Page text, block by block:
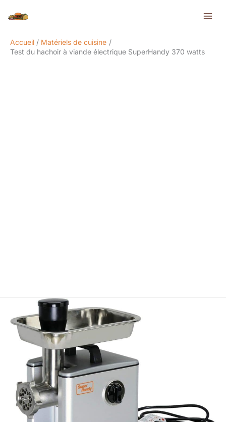
Accueil
Matériels de cuisine
Test du hachoir à viande électrique SuperHandy 370 watts